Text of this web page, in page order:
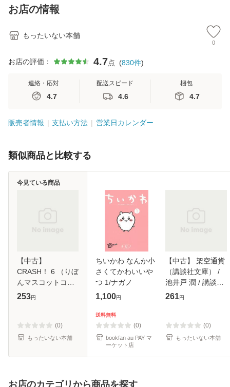
恵 藤本幸三 / 南江
堂 [単行
お店の情報
もったいない本舗
0
お店の評価： 4.7点 (830件)
連絡・応対
4.7
配送スピード
4.6
梱包
4.7
販売者情報 支払い方法 営業日カレンダー
類似商品と比較する
【中古】
CRASH！ 6 （りぼ
んマスコットコミ
ックス） / 藤原 ゆ
無料】
253円
(0)
もったいない本舗
今見ている商品
ちいかわ なんか小
さくてかわいいや
つ 1/ナガノ
1,100円
送料無料
(0)
bookfan au PAY マ
ーケット店
【中古】 架空通貨
（講談社文庫） /
池井戸 潤 / 講談社
[文庫]【メール便送
261円
(0)
もったいない本舗
お店のカテゴリから商品を探す